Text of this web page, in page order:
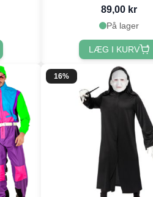
89,00 kr
På lager
LÆG I KURV
16%